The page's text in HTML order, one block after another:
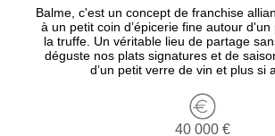
Balme, c'est un concept de franchise
à un petit coin d’épicerie fine autour
la truffe. Un véritable lieu de partage
déguste nos plats signatures et de
d’un petit verre de vin et plus si
40 000 €